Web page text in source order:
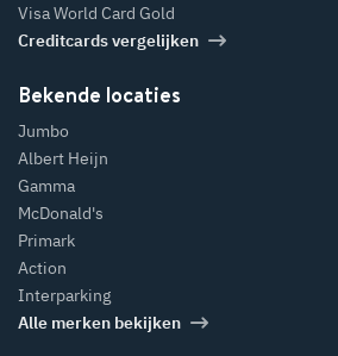
Visa World Card Gold
Creditcards vergelijken
Bekende locaties
Jumbo
Albert Heijn
Gamma
McDonald's
Primark
Action
Interparking
Alle merken bekijken